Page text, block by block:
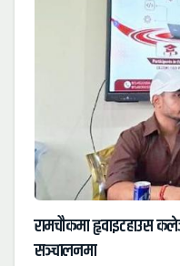
रामचौकमा हृवाइटहाउस
सञ्चालनमा